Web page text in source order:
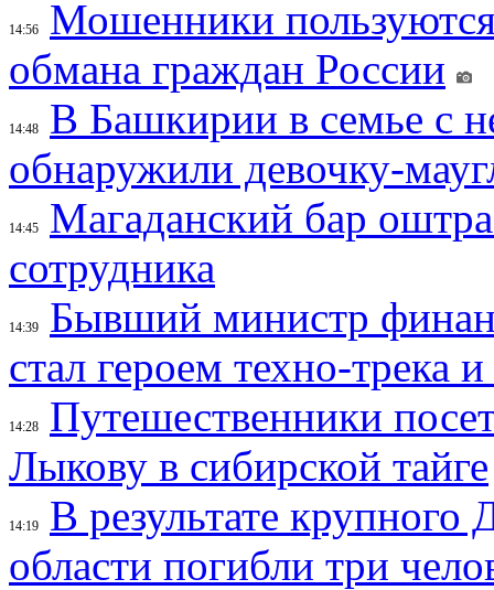
14:56
Мошенники
обмана граждан России
14:48
В Башкирии в семье с
обнаружили девочку-
14:45
Магаданский бар
сотрудника
14:39
Бывший министр
стал героем техно-трека
14:28
Путешественники
Лыкову в сибирской тайге
14:19
В результате крупного
области погибли три